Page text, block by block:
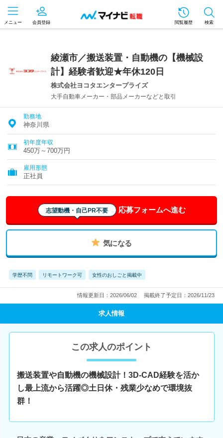
メニュー 会員登録 閲覧履歴 検索
綾瀬市／搬送装置・自動機の【機械設
計】経験者歓迎★年休120日
株式会社ヨコタエンタープライズ
大手自動車メーカー・部品メーカーなどと取引
勤務地
神奈川県
初年度年収
450万～700万円
雇用形態
正社員
志望動機・自己PR不要 応募フォームへ進む
気になる
学歴不問 リモートワーク可 女性のおしごと掲載中
情報更新日：2026/06/02 掲載終了予定日：2026/11/23
求人情報
この求人のポイント
搬送装置や自動機の機械設計！3D-CAD経験を活か
し最上流から活躍◎土日休・残業少なめで環境抜
群！